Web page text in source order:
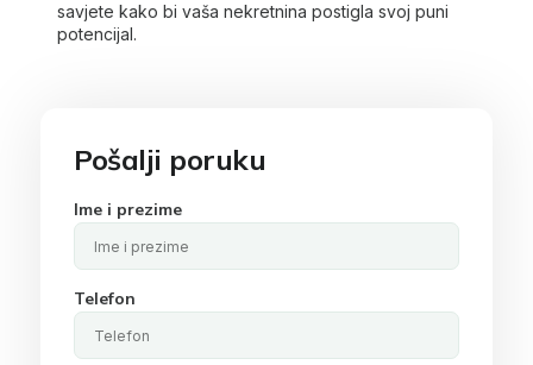
savjete kako bi vaša nekretnina postigla svoj puni
potencijal.
Pošalji poruku
Ime i prezime
Telefon